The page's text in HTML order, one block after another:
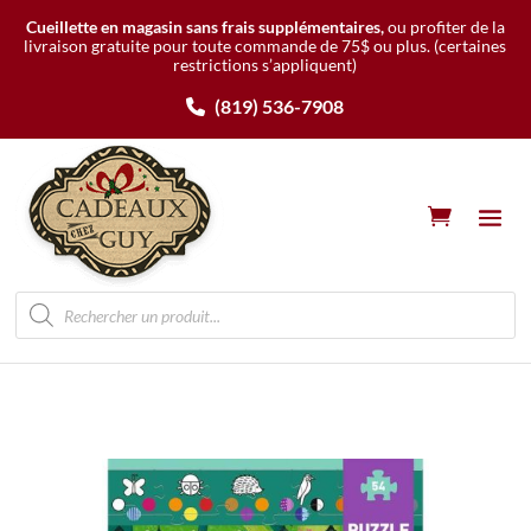
Cueillette en magasin sans frais supplémentaires,ou profiter de la
livraison gratuite pour toute commande de 75$ ou plus. (certaines
restrictions s’appliquent)
(819) 536-7908
Recherche
de
produits